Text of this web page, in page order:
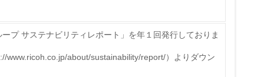
減の取り組みを行っている
プ サステナビリティレポート」を年１回発行しておりま
www.ricoh.co.jp/about/sustainability/report/）よりダウン